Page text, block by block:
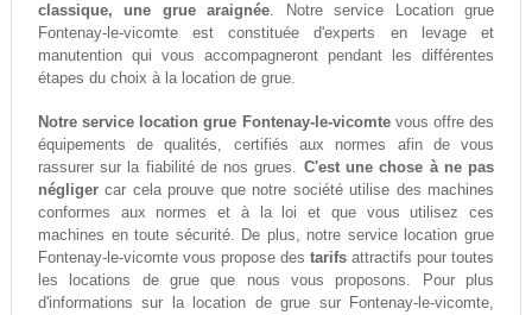
classique, une grue araignée. Notre service Location grue
Fontenay-le-vicomte est constituée d'experts en levage et
manutention qui vous accompagneront pendant les différentes
étapes du choix à la location de grue.
Notre service location grue Fontenay-le-vicomtevous offre des
équipements de qualités, certifiés aux normes afin de vous
rassurer sur la fiabilité de nos grues. C'est une chose à ne pas
négligercar cela prouve que notre société utilise des machines
conformes aux normes et à la loi et que vous utilisez ces
machines en toute sécurité. De plus, notre service location grue
Fontenay-le-vicomte vous propose des tarifs attractifs pour toutes
les locations de grue que nous vous proposons. Pour plus
d'informations sur la location de grue sur Fontenay-le-vicomte,